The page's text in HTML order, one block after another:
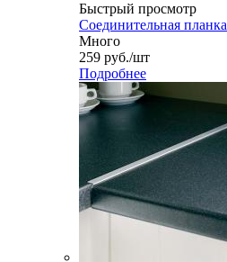
Быстрый просмотр
Соединительная планка
Много
259 руб./шт
Подробнее